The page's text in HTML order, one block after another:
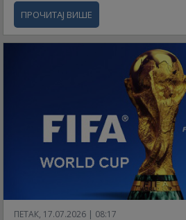
ПРОЧИТАЈ ВИШЕ
ПЕТАК, 17.07.2026 | 08:17